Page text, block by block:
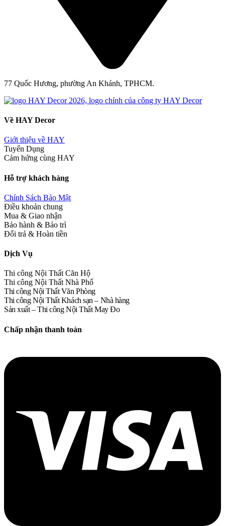
77 Quốc Hương, phường An Khánh, TPHCM.
Về HAY Decor
Giới thiệu về HAY
Tuyển Dụng
Cảm hứng cùng HAY
Hỗ trợ khách hàng
Chính Sách Bảo Mật
Điều khoản chung
Mua & Giao nhận
Bảo hành & Bảo trì
Đổi trả & Hoàn tiền
Dịch Vụ
Thi công Nội Thất Căn Hộ
Thi công Nội Thất Nhà Phố
Thi công Nội Thất Văn Phòng
Thi công Nội Thất Khách sạn – Nhà hàng
Sản xuất – Thi công Nội Thất May Đo
Chấp nhận thanh toán